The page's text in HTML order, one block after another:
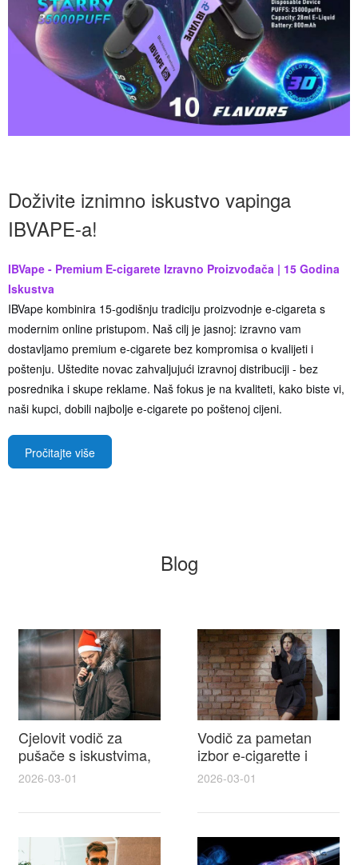
Doživite iznimno iskustvo vapinga
IBVAPE-a!
IBVape - Premium E-cigarete Izravno Proizvođača | 15 Godina
Iskustva
IBVape kombinira 15-godišnju tradiciju proizvodnje e-cigareta s
modernim online pristupom. Naš cilj je jasnoj: izravno vam
dostavljamo premium e-cigarete bez kompromisa o kvalijeti i
poštenju. Uštedite novac zahvaljujući izravnoj distribuciji - bez
posrednika i skupe reklame. Naš fokus je na kvaliteti, kako biste vi,
naši kupci, dobili najbolje e-cigarete po poštenoj cijeni.
Pročitajte više
Blog
Cjelovit vodič za
pušače s iskustvima,
recenzijama i
cigarette na e cigareta
2026-03-01
Vodič za pametan
izbor e-cigarette i
savjeti kako postići
elektronske cigarete
2026-03-01